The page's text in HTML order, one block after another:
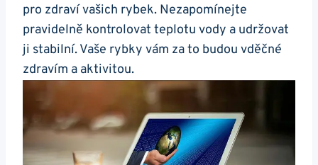
pro ‍zdraví vašich rybek. Nezapomínejte
pravidelně ‌kontrolovat teplotu vody a udržovat
ji stabilní. Vaše rybky vám za to budou vděčné
zdravím a aktivitou.